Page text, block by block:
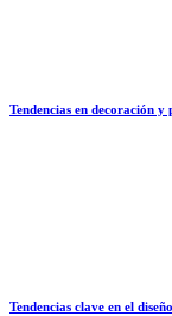
Tendencias en decoración
Tendencias clave en el